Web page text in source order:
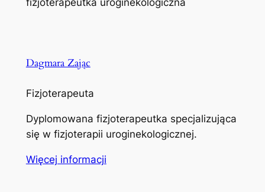
Dagmara Zając
Fizjoterapeuta
Dyplomowana fizjoterapeutka specjalizująca
się w fizjoterapii uroginekologicznej.
Więcej informacji